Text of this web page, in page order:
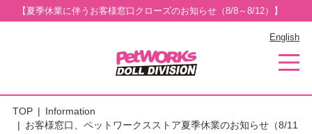
【夏季休業に伴うお客様窓口クローズのお知らせ（8/8～8/12）】
English
TOP
Information
お客様窓口、ペットワークスストア夏季休業のお知らせ（8/11